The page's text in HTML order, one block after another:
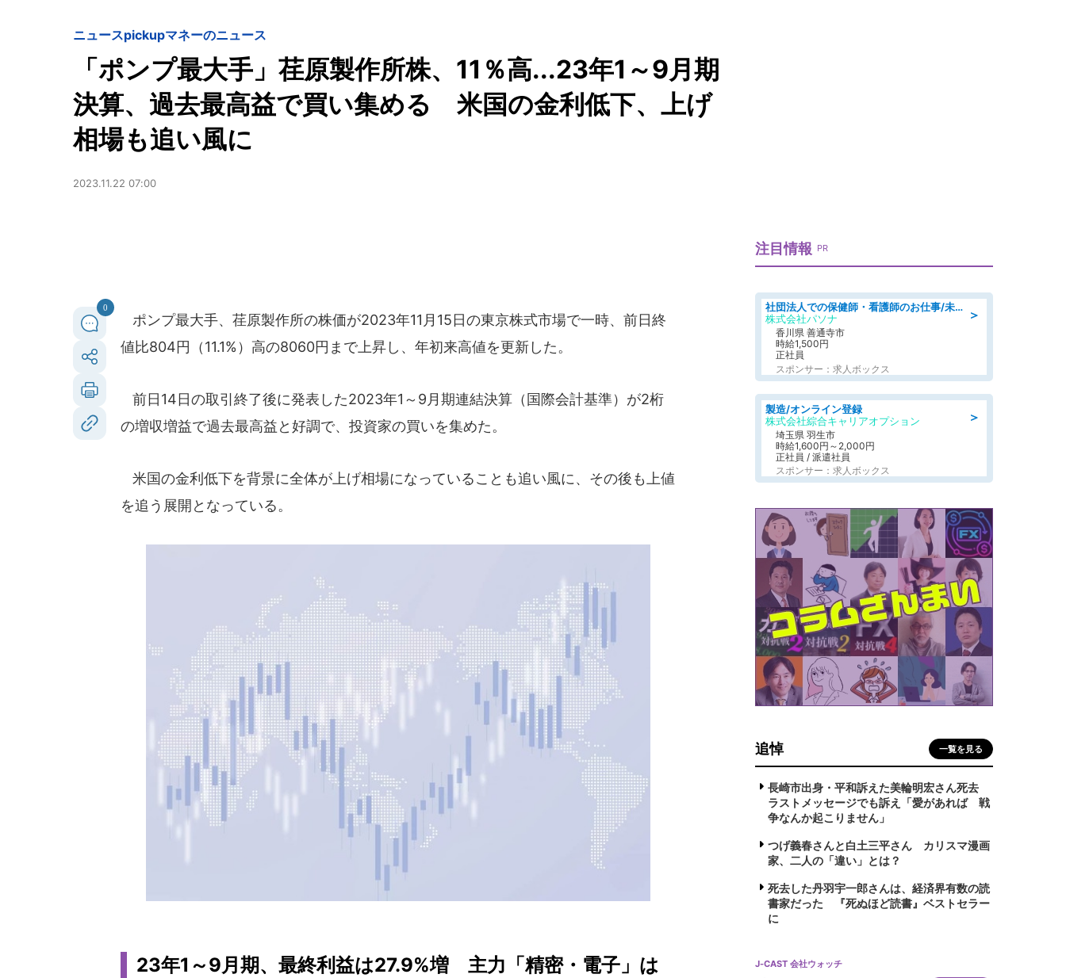
ニュースpickupマネーのニュース
「ポンプ最大手」荏原製作所株、11％高...23年1～9月期
決算、過去最高益で買い集める 米国の金利低下、上げ
相場も追い風に
2023.11.22 07:00
0
ポンプ最大手、荏原製作所の株価が2023年11月15日の東京株式市場で一時、前日終
値比804円（11.1%）高の8060円まで上昇し、年初来高値を更新した。
前日14日の取引終了後に発表した2023年1～9月期連結決算（国際会計基準）が2桁
の増収増益で過去最高益と好調で、投資家の買いを集めた。
米国の金利低下を背景に全体が上げ相場になっていることも追い風に、その後も上値
を追う展開となっている。
23年1～9月期、最終利益は27.9%増 主力「精密・電子」は
注目情報 PR
＞
社団法人での保健師・看護師のお仕事/未経験OK/要資格:普通免許、保健師、正看護師
株式会社パソナ
香川県 善通寺市
時給1,500円
正社員
スポンサー：求人ボックス
＞
製造/オンライン登録
株式会社綜合キャリアオプション
埼玉県 羽生市
時給1,600円～2,000円
正社員 / 派遣社員
スポンサー：求人ボックス
追悼 一覧を見る
長崎市出身・平和訴えた美輪明宏さん死去
ラストメッセージでも訴え「愛があれば 戦
争なんか起こりません」
つげ義春さんと白土三平さん カリスマ漫画
家、二人の「違い」とは？
死去した丹羽宇一郎さんは、経済界有数の読
書家だった 『死ぬほど読書』ベストセラー
に
J-CAST 会社ウォッチ